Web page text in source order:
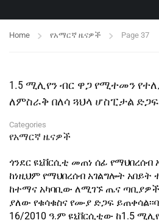
Home የአማርኛ ዜናዎች Page 37
1.5 ሚሊየን ብር ዋጋ የሚተመን
ለምስራቅ በለሳ ጓህላ ሆስፒታል ድጋፍ
Categories
የአማርኛ ዜናዎች
ጎንደር ዩኒቨርሲቲ መጠነ ሰፊ የማህበረሰብ
ከነዚህም የማህበረሰብ አገልግሎት አበይት
ከተማና አካባቢው ለሚገኙ ጤና
ያለው የቁሳቁስና የሙያ ድጋፍ
16/2010 ዓ.ም ዩኒቨርሲቲው ከ1.5